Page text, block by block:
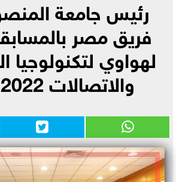
رئيس جامعة
فريق مصر
لهواوي لتكنولوجيا
والاتصالات 2022-2023